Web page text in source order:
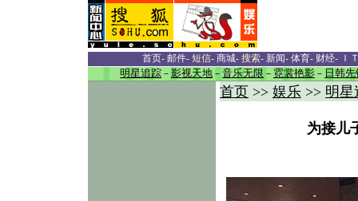
首页- 邮件- 短信- 商城- 搜索- 新闻- 体育- 财经- Ｉ
明星追踪 － 影视天地 － 音乐无限 － 霓裳艳影 － 日韩先
首页 >> 娱乐 >> 明星
为接儿